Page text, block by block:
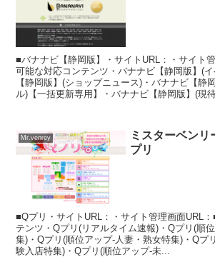
■バナナビ【静岡版】・サイトURL：・サイト
可能な対応コンテンツ・バナナビ【静岡版】(
【静岡版】(ショップニュース)・バナナビ【静
ル)【一括更新専用】・バナナビ【静岡版】(現
Mr.venrey
ミスターベン
プリ
■Qプリ・サイトURL：・サイト管理画面URL
テンツ・Qプリ(リアルタイム速報)・Qプリ(順
集)・Qプリ(順位アップ-人妻・熟女特集)・Qプ
験入店特集)・Qプリ(順位アップ-未...